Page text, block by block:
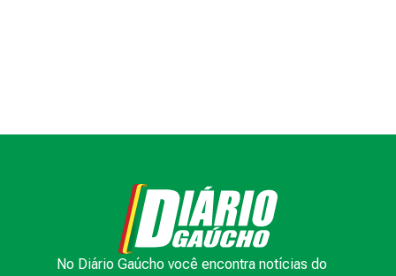
No Diário Gaúcho você encontra notícias do